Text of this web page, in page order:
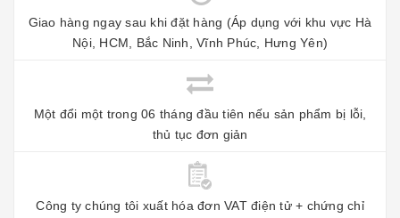
Giao hàng ngay sau khi đặt hàng (Áp dụng với khu vực Hà
Nội, HCM, Bắc Ninh, Vĩnh Phúc, Hưng Yên)
Một đổi một trong 06 tháng đầu tiên nếu sản phẩm bị lỗi,
thủ tục đơn giản
Công ty chúng tôi xuất hóa đơn VAT điện tử + chứng chỉ